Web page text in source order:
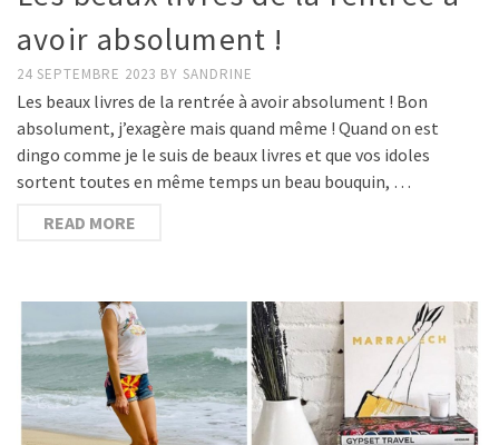
avoir absolument !
24 SEPTEMBRE 2023 BY SANDRINE
Les beaux livres de la rentrée à avoir absolument ! Bon
absolument, j’exagère mais quand même ! Quand on est
dingo comme je le suis de beaux livres et que vos idoles
sortent toutes en même temps un beau bouquin, …
READ MORE